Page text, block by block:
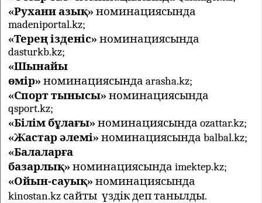
«Рухани азық»номинациясында
madeniportal.kz;
«Терең ізденіс»номинациясында
dasturkb.kz;
«Шынайы
өмір»номинациясында arasha.kz;
«Спорт тынысы»номинациясында
qsport.kz;
«Білім бұлағы»номинациясында ozattar.kz;
«Жастар әлемі»номинациясында balbal.kz;
«Балаларға
базарлық»номинациясында imektep.kz;
«Ойын-сауық»номинациясында
kinostan.kz сайты үздік деп танылды.